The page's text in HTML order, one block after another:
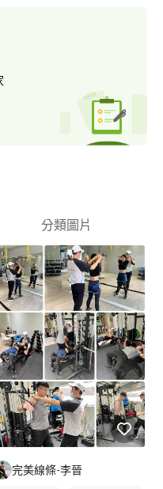
身體。藉由教學中與教練間
靈方面都能夠讓自己具有 -
計畫與方針，銀髮族運動，
點】 中山 -
課程 淡水 - Club.R俱樂部
訓課程 (若需到府教學 可洽
急救證 ?身心障礙體
教練，安全加倍，價格不
假掰 - 絕無亂七八糟的網紅
線) 4.重量訓練的訓練法則
何設立健身計畫 7.肌肉伸展
分類圖片
完美線條-李晉